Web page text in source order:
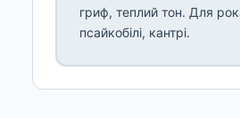
гриф, теплий тон. Для
псайкобілі, кантрі.